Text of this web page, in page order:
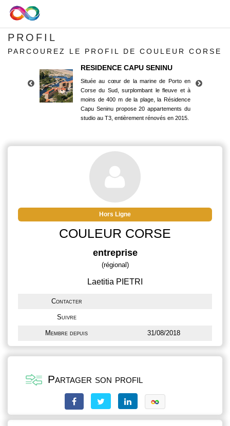
PROFIL
PARCOUREZ LE PROFIL DE COULEUR CORSE
RESIDENCE CAPU SENINU
Située au cœur de la marine de Porto en
Corse du Sud, surplombant le fleuve et à
moins de 400 m de la plage, la Résidence
Capu Seninu propose 20 appartements du
studio au T3, entièrement rénovés en 2015.
Corse du Sud, surplombant le fleuve et à
moins de 400 m de la plage, la Résidence
Capu Seninu propose 20 appartements du
studio au T3, entièrement rénovés en 2015.
Hors Ligne
COULEUR CORSE
entreprise
(régional)
Laetitia PIETRI
Contacter
Suivre
Membre depuis 31/08/2018
Partager son profil